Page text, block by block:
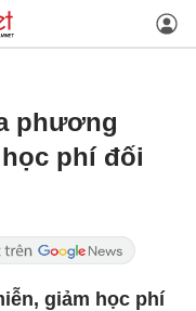
phương
phí đối
giảm học phí